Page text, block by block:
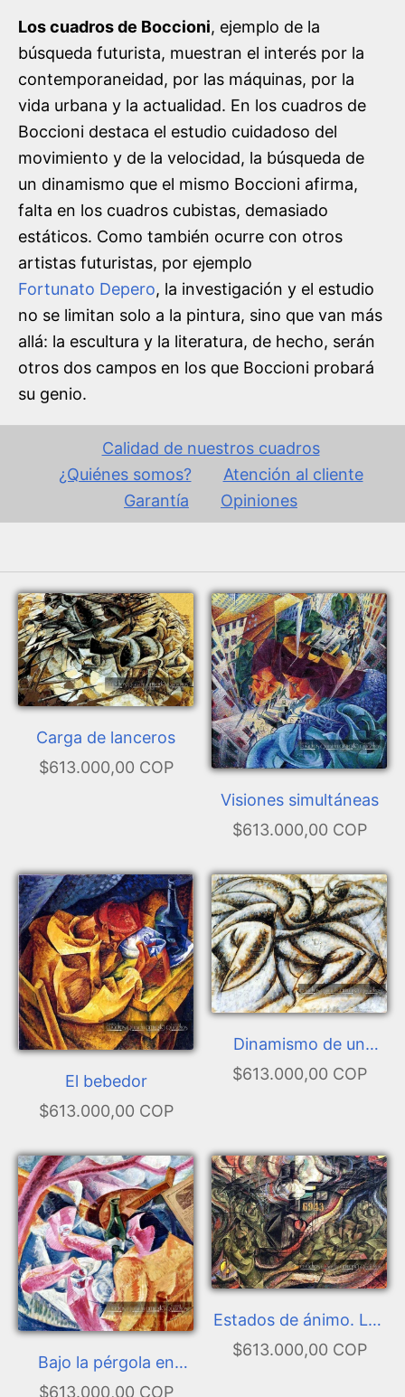
Los cuadros de Boccioni, ejemplo de la
búsqueda futurista, muestran el interés por la
contemporaneidad, por las máquinas, por la
vida urbana y la actualidad. En los cuadros de
Boccioni destaca el estudio cuidadoso del
movimiento y de la velocidad, la búsqueda de
un dinamismo que el mismo Boccioni afirma,
falta en los cuadros cubistas, demasiado
estáticos. Como también ocurre con otros
artistas futuristas, por ejemplo
Fortunato Depero, la investigación y el estudio
no se limitan solo a la pintura, sino que van más
allá: la escultura y la literatura, de hecho, serán
otros dos campos en los que Boccioni probará
su genio.
Calidad de nuestros cuadros
¿Quiénes somos?
Atención al cliente
Garantía
Opiniones
Carga de lanceros
$613.000,00 COP
Visiones simultáneas
$613.000,00 COP
El bebedor
$613.000,00 COP
Dinamismo de un
cuerpo humano
$613.000,00 COP
Bajo la pérgola en
Nápoles
$613.000,00 COP
Estados de ánimo. Las
despedidas
$613.000,00 COP